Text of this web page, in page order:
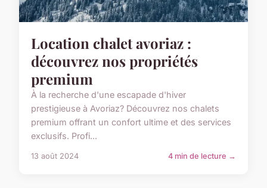
Location chalet avoriaz :
découvrez nos propriétés
premium
À la recherche d'une escapade d'hiver
prestigieuse à Avoriaz? Découvrez nos chalets
premium offrant un confort ultime et des services
exclusifs. Profi...
13 août 2024 4 min de lecture →